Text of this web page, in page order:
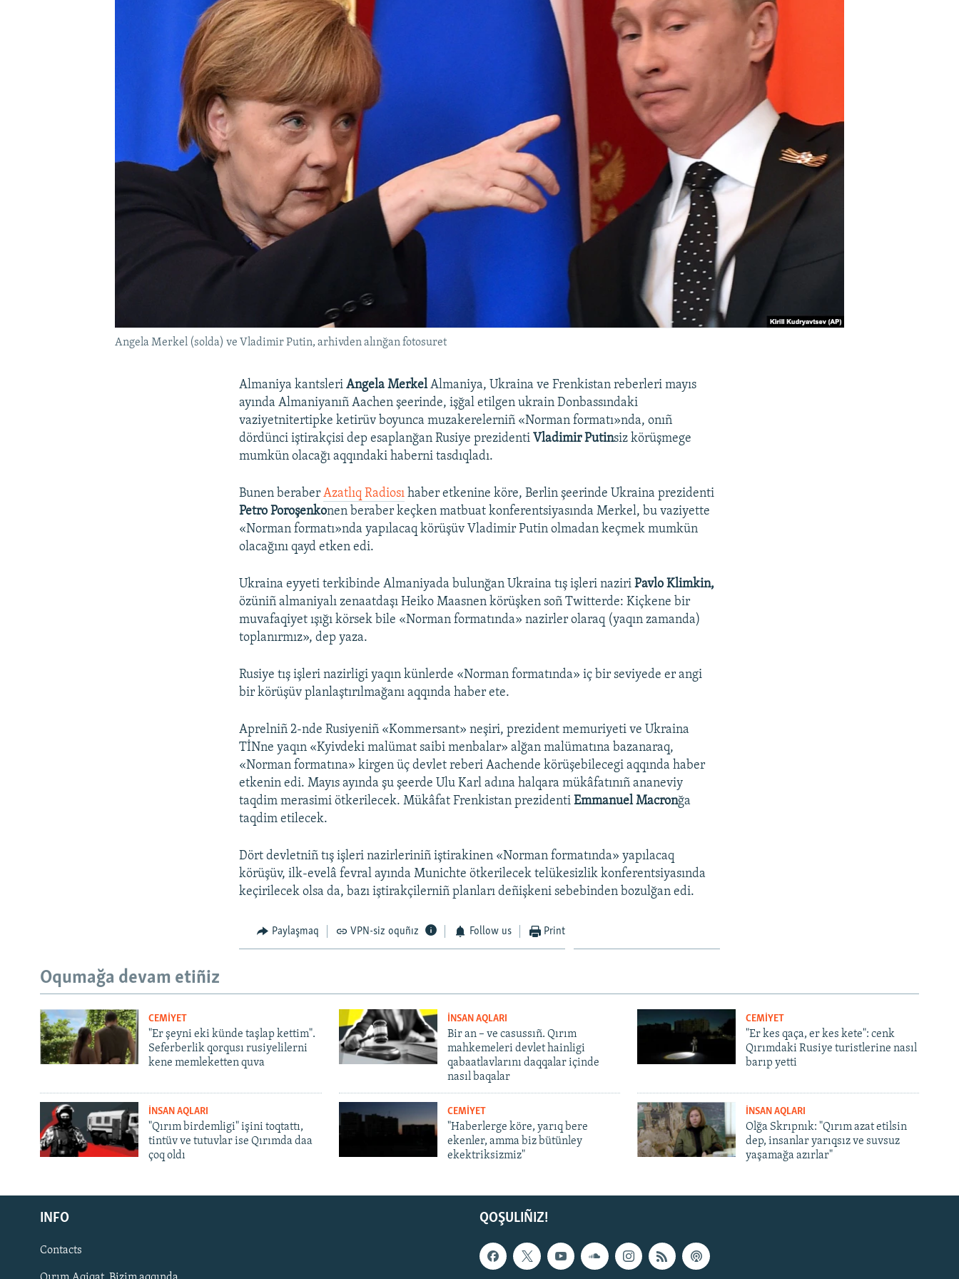
Русский
Українською
QOŞULIÑIZ!
Angela Merkel (solda) ve Vladimir Putin, arhivden alınğan fotosuret
Almaniya kantsleriAngela MerkelAlmaniya, Ukraina ve Frenkistan reberleri mayıs
ayında Almaniyanıñ Aachen şeerinde, işğal etilgen ukrain Donbassındaki
vaziyetnitertipke ketirüv boyunca muzakerelerniñ «Norman formatı»nda, onıñ
dördünci iştirakçisi dep esaplanğan Rusiye prezidenti Vladimir Putinsiz körüşmege
mumkün olacağı aqqındaki haberni tasdıqladı.
Bunen beraberAzatlıq Radiosı haber etkenine köre, Berlin şeerinde Ukraina prezidenti
Petro Poroşenkonen beraber keçken matbuat konferentsiyasında Merkel, bu vaziyette
«Norman formatı»nda yapılacaq körüşüv Vladimir Putin olmadan keçmek mumkün
olacağını qayd etken edi.
Ukraina eyyeti terkibinde Almaniyada bulunğan Ukraina tış işleri naziriPavlo Klimkin,
özüniñ almaniyalı zenaatdaşı Heiko Maasnen körüşken soñ Twitterde: Kiçkene bir
muvafaqiyet ışığı körsek bile «Norman formatında» nazirler olaraq (yaqın zamanda)
toplanırmız», dep yaza.
Rusiye tış işleri nazirligi yaqın künlerde «Norman formatında» iç bir seviyede er angi
bir körüşüv planlaştırılmağanı aqqında haber ete.
Aprelniñ 2-nde Rusiyeniñ «Kommersant» neşiri, prezident memuriyeti ve Ukraina
TİNne yaqın «Kyivdeki malümat saibi menbalar» alğan malümatına bazanaraq,
«Norman formatına» kirgen üç devlet reberi Aachende körüşebilecegi aqqında haber
etkenin edi. Mayıs ayında şu şeerde Ulu Karl adına halqara mükâfatınıñ ananeviy
taqdim merasimi ötkerilecek. Mükâfat Frenkistan prezidentiEmmanuel Macronğa
taqdim etilecek.
Dört devletniñ tış işleri nazirleriniñ iştirakinen «Norman formatında» yapılacaq
körüşüv, ilk-evelâ fevral ayında Munichte ötkerilecek telükesizlik konferentsiyasında
keçirilecek olsa da, bazı iştirakçilerniñ planları deñişkeni sebebinden bozulğan edi.
Paylaşmaq VPN-siz oquñız Follow us Print
Oqumağa devam etiñiz
CEMİYET
"Er şeyni eki künde taşlap kettim".
Seferberlik qorqusı rusiyelilerni
kene memleketten quva
İNSAN AQLARI
Bir an – ve casussıñ. Qırım
mahkemeleri devlet hainligi
qabaatlavlarını daqqalar içinde
nasıl baqalar
CEMİYET
"Er kes qaça, er kes kete": cenk
Qırımdaki Rusiye turistlerine nasıl
barıp yetti
İNSAN AQLARI
"Qırım birdemligi" işini toqtattı,
tintüv ve tutuvlar ise Qırımda daa
çoq oldı
CEMİYET
"Haberlerge köre, yarıq bere
ekenler, amma biz bütünley
ekektriksizmiz"
İNSAN AQLARI
Olğa Skrıpnık: "Qırım azat etilsin
dep, insanlar yarıqsız ve suvsuz
yaşamağa azırlar"
QOŞULIÑIZ!
INFO
Contacts